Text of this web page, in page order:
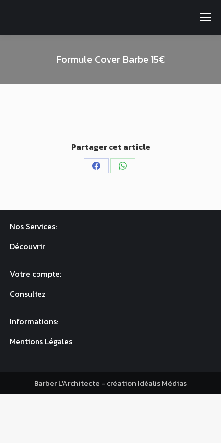
Formule Cover Barbe 15€
Partager cet article
PartagerPartager
Nos Services:
Découvrir
Votre compte:
Consultez
Informations:
Mentions Légales
Barber L'Architecte - création Idéalis Médias